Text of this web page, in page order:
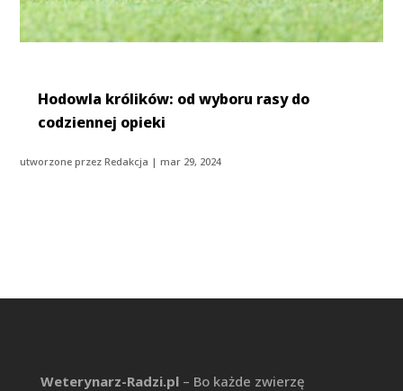
Hodowla królików: od wyboru rasy do
codziennej opieki
utworzone przezRedakcja |mar 29, 2024
Weterynarz-Radzi.pl– Bo każde zwierzę